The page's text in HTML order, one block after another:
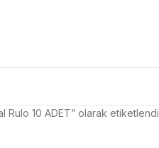
Rulo 10 ADET” olarak etiketlendi